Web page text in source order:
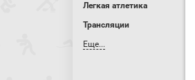
Легкая атлетика
Трансляции
Еще...